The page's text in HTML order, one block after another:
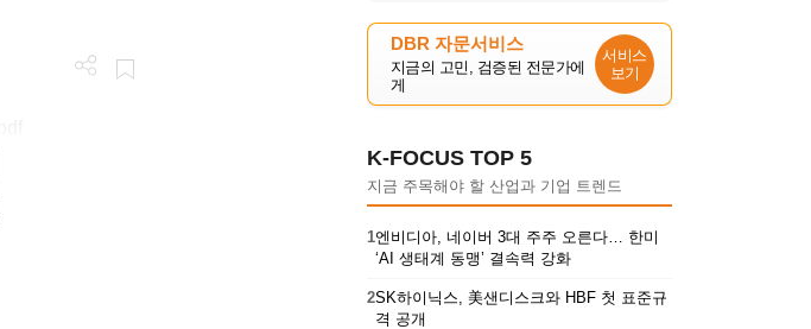
DBR 자문서비스
지금의 고민, 검증된 전문가에
게
서비스
보기
K-FOCUS TOP 5
지금 주목해야 할 산업과 기업 트렌드
1엔비디아, 네이버 3대 주주 오른다… 한미
‘AI 생태계 동맹’ 결속력 강화
2SK하이닉스, 美샌디스크와 HBF 첫 표준규
격 공개